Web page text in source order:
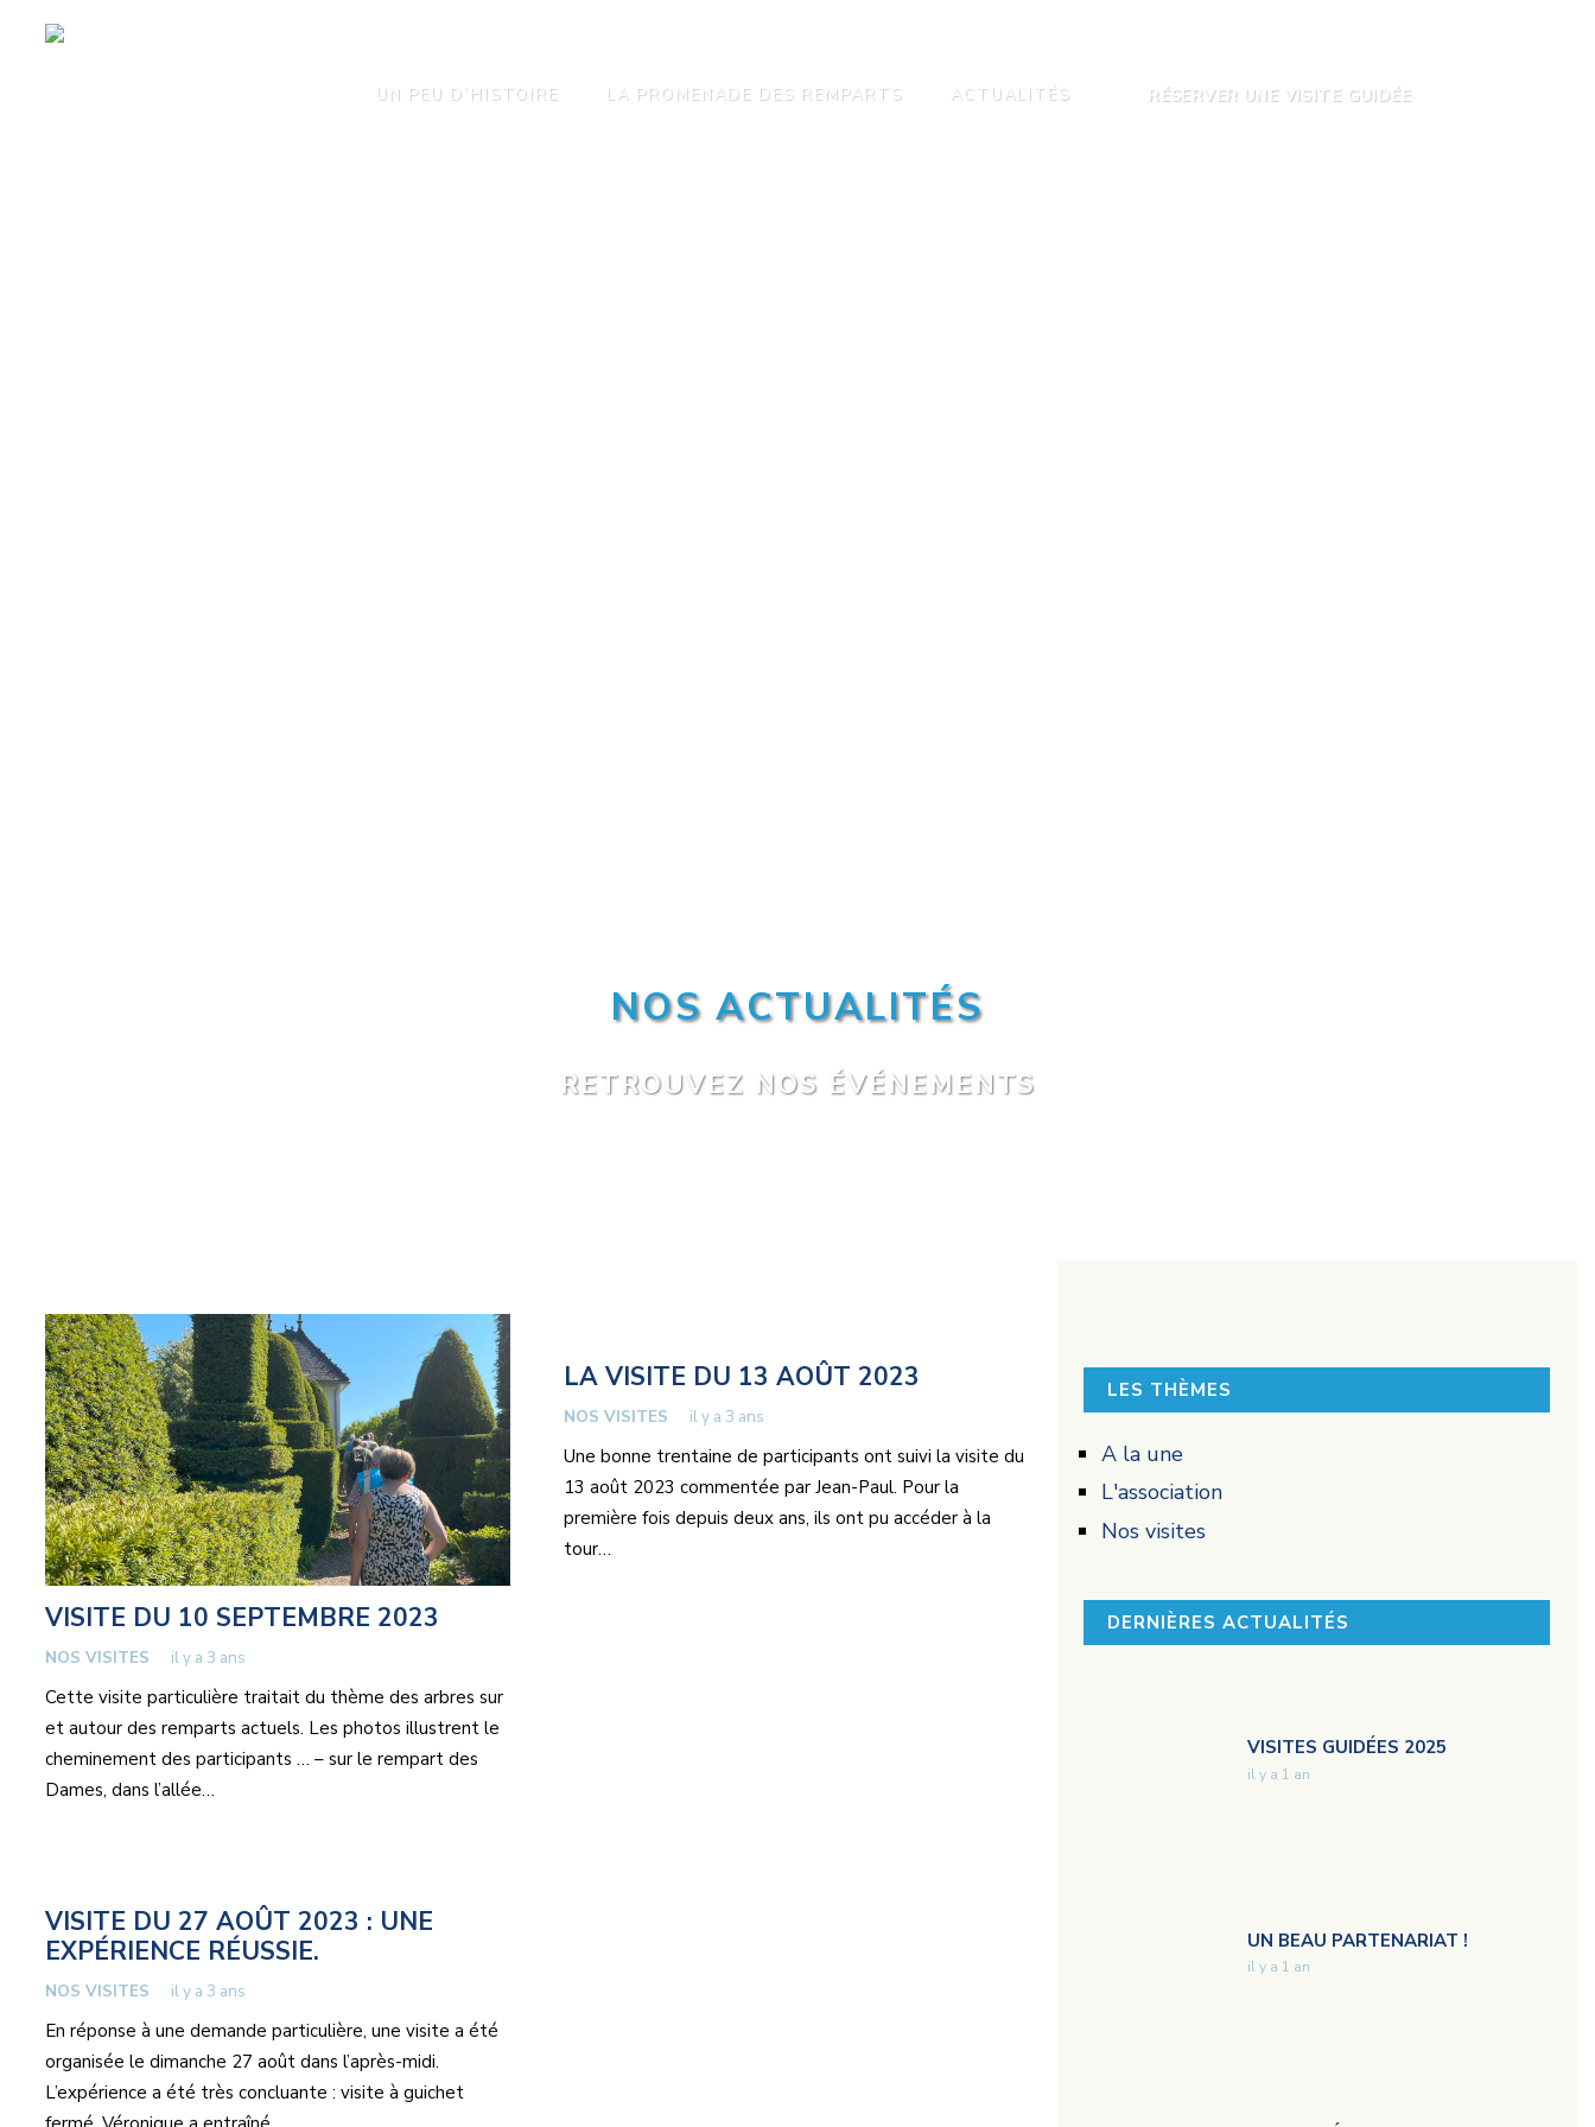
UN PEU D’HISTOIRE LA PROMENADE DES REMPARTS ACTUALITÉS RÉSERVER UNE VISITE GUIDÉE
NOS ACTUALITÉS
RETROUVEZ NOS ÉVÉNEMENTS
VISITE DU 10 SEPTEMBRE 2023
NOS VISITES il y a 3 ans
Cette visite particulière traitait du thème des arbres sur
et autour des remparts actuels. Les photos illustrent le
cheminement des participants … – sur le rempart des
Dames, dans l’allée…
LA VISITE DU 13 AOÛT 2023
NOS VISITES il y a 3 ans
Une bonne trentaine de participants ont suivi la visite du
13 août 2023 commentée par Jean-Paul. Pour la
première fois depuis deux ans, ils ont pu accéder à la
tour…
VISITE DU 27 AOÛT 2023 : UNE
EXPÉRIENCE RÉUSSIE.
NOS VISITES il y a 3 ans
En réponse à une demande particulière, une visite a été
organisée le dimanche 27 août dans l’après-midi.
L’expérience a été très concluante : visite à guichet
LES THÈMES
A la une
L'association
Nos visites
DERNIÈRES ACTUALITÉS
VISITES GUIDÉES 2025
il y a 1 an
UN BEAU PARTENARIAT !
il y a 1 an